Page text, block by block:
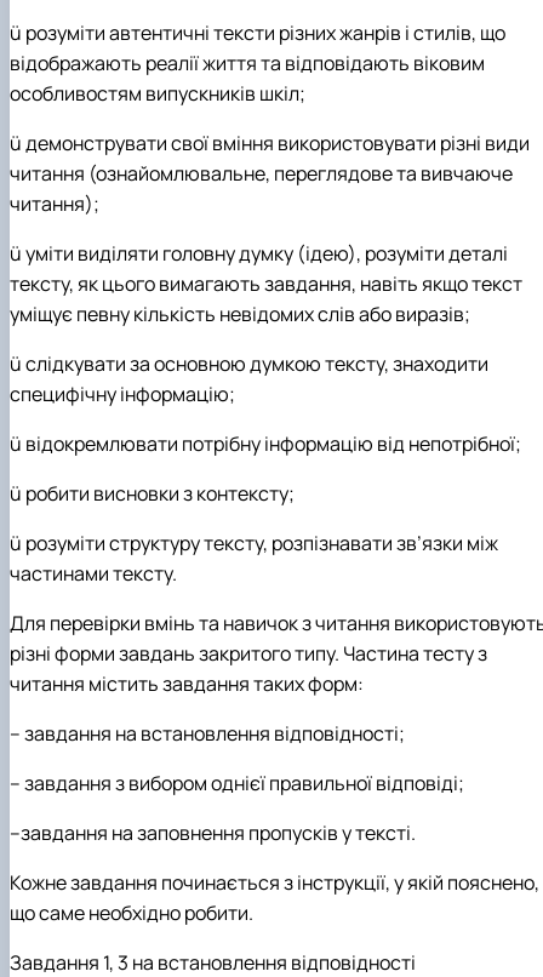
ü розуміти автентичні тексти різних жанрів і стилів, що
відображають реалії життя та відповідають віковим
особливостям випускників шкіл;
üдемонструвати свої вміння використовувати різні види
читання (ознайомлювальне, переглядове та вивчаюче
читання);
üуміти виділяти головну думку (ідею), розуміти деталі
тексту, як цього вимагають завдання, навіть якщо текст
уміщує певну кількість невідомих слів або виразів;
üслідкувати за основною думкою тексту, знаходити
специфічну інформацію;
ü відокремлювати потрібну інформацію від непотрібної;
ü робити висновки з контексту;
ü розуміти структуру тексту, розпізнавати зв’язки між
частинами тексту.
Для перевірки вмінь та навичок з читання
різні форми завдань закритого типу. Частина тесту з
читання містить завдання таких форм:
– завдання на встановлення відповідності;
– завдання з вибором однієї правильної відповіді;
–завдання на заповнення пропусків у тексті.
Кожне завдання починається з інструкції, у якій пояснено,
що саме необхідно робити.
Завдання 1, 3 на встановлення відповідності